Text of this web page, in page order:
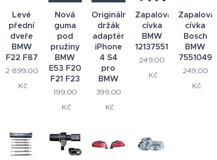
Levé
přední
dveře
BMW
F22 F87
2 899,00
Kč
Nová
guma
pod
pružiny
BMW
E53 F20
F21 F23
199,00
Kč
Originální
držák
adaptér
iPhone
4 S4
pro
BMW
399,00
Kč
Zapalovací
cívka
BMW
12137551260
249,00
Kč
cívka
Bosch
BMW
7551049
249,00
Kč